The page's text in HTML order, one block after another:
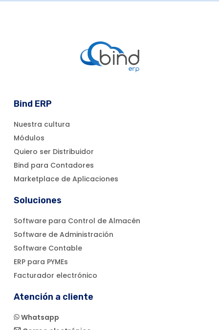
Bind ERP
Nuestra cultura
Módulos
Quiero ser Distribuidor
Bind para Contadores
Marketplace de Aplicaciones
Soluciones
Software para Control de Almacén
Software de Administración
Software Contable
ERP para PYMEs
Facturador electrónico
Atención a cliente
Whatsapp